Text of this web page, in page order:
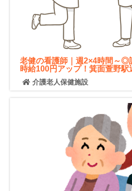
老健の看護師｜週2×4時間～
時給100円アップ！箕面萱野
介護老人保健施設